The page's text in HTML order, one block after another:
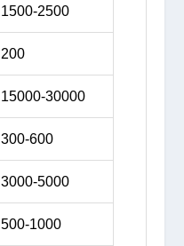
1500-2500
200
15000-30000
300-600
3000-5000
500-1000